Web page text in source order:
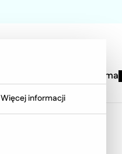
Firma
Więcej informacji